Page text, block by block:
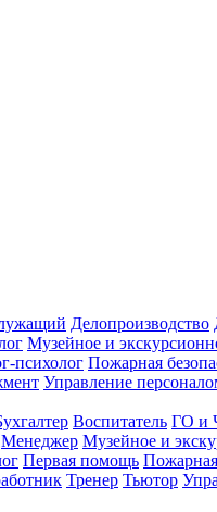
Делопроизводство
Музейное и
психолог Пожарная
Управление
Воспитатель ГО и
Менеджер Музейное и
Первая помощь Пожарная
Тренер Тьютор